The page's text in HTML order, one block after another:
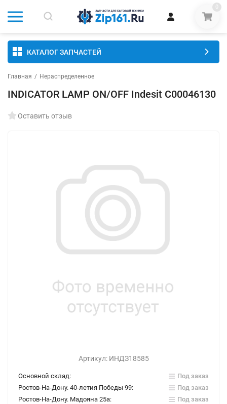
0
КАТАЛОГ ЗАПЧАСТЕЙ
Главная / Нераспределенное
INDICATOR LAMP ON/OFF Indesit C00046130
Оставить отзыв
Артикул: ИНДЗ18585
Основной склад:
Под заказ
Ростов-На-Дону. 40-летия Победы 99:
Под заказ
Ростов-На-Дону. Мадояна 25а:
Под заказ